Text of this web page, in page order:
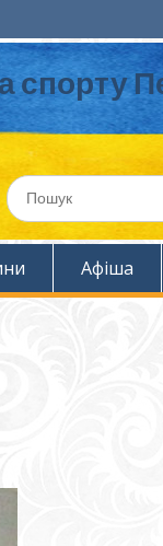
спорту
Шукати:
Афіша